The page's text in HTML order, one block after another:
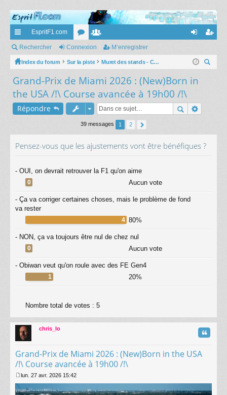
cc
ès
ra
pi
de
EspritF1.com
or
u
m
s
e
m
br
es
ne
xi
nr
Rechercher Connexion M’enregistrer
Index du forum Sur la piste
Muret des stands - Commentaires GP
Grand-Prix de Miami 2026 : (New)Born in
the USA /!\ Course avancée à 19h00 /!\
Répondre
39 messages 1 2
Pensez-vous que les ajustements vont être bénéfiques ?
- OUI, on devrait retrouver la F1 qu'on aime
0 Aucun vote
- Ça va corriger certaines choses, mais le problème de fond
va rester
4 80%
- NON, ça va toujours être nul de chez nul
0 Aucun vote
- Obiwan veut qu'on roule avec des FE Gen4
1 20%
Nombre total de votes : 5
chris_lo
Grand-Prix de Miami 2026 : (New)Born in the USA
/!\ Course avancée à 19h00 /!\
Citation
e
lun. 27 avr. 2026 15:42